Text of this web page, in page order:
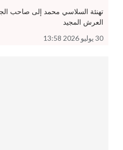
العرش المجيد
30 يوليو 2026 13:58